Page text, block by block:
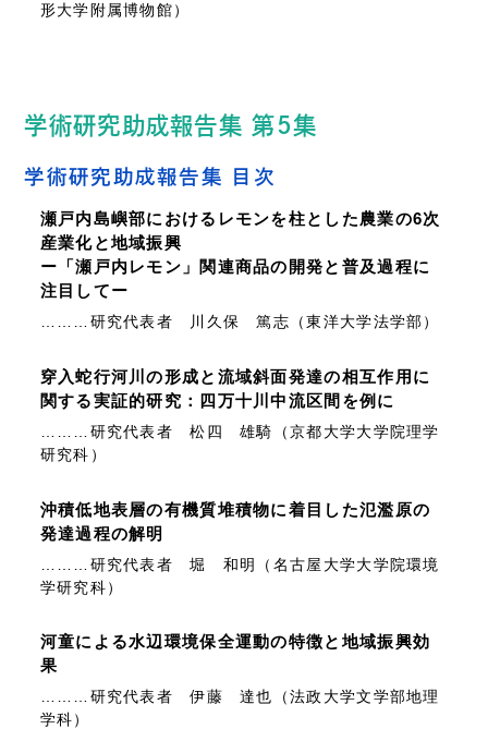
形大学附属博物館）
学術研究助成報告集 第5集
学術研究助成報告集 目次
瀬戸内島嶼部におけるレモンを柱とした農業の6次
産業化と地域振興
ー「瀬戸内レモン」関連商品の開発と普及過程に
注目してー
………研究代表者 川久保 篤志（東洋大学法学部）
穿入蛇行河川の形成と流域斜面発達の相互作用に
関する実証的研究：四万十川中流区間を例に
………研究代表者 松四 雄騎（京都大学大学院理学
研究科）
沖積低地表層の有機質堆積物に着目した氾濫原の
発達過程の解明
………研究代表者 堀 和明（名古屋大学大学院環境
学研究科）
河童による水辺環境保全運動の特徴と地域振興効
果
………研究代表者 伊藤 達也（法政大学文学部地理
学科）